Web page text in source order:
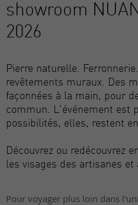
showroom
2026
Pierre naturelle.
revêtements muraux. Des
façonnées à la main, pour
commun. L'événement est
possibilités, elles, restent
Découvrez ou redécouvrez
les visages des artisanes
Pour voyager plus loin dans